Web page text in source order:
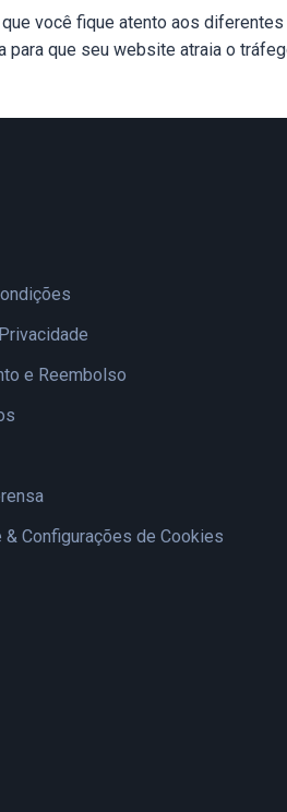
você fique atento aos
que seu website atraia o
e Reembolso
& Configurações de Cookies